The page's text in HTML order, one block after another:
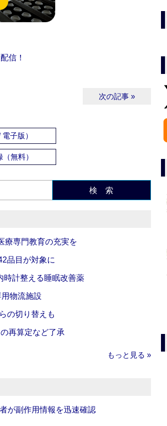
信！
次の記事 »
子版）
無料）
検 索
療専門教育の充実を
品目が対象に
時計整える睡眠改善薬
物流施設
の切り替えも
再算定など了承
もっと見る »
が副作用情報を迅速確認